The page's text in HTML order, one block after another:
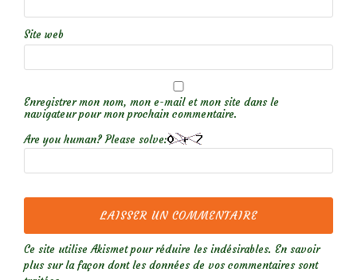
Site web
Enregistrer mon nom, mon e-mail et mon site dans le
navigateur pour mon prochain commentaire.
Are you human? Please solve:
Ce site utilise Akismet pour réduire les indésirables. En savoir
plus sur la façon dont les données de vos commentaires sont